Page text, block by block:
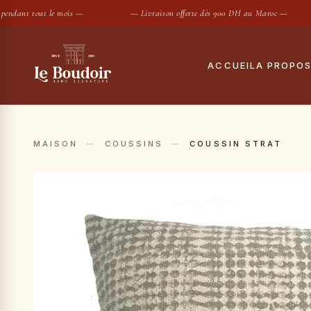
tout le mois — — Livraison offerte dès 900 DH au Maroc —
ACCUEILA PROPOS
Le showroom
Contact
MAISON — COUSSINS — COUSSIN STRAT